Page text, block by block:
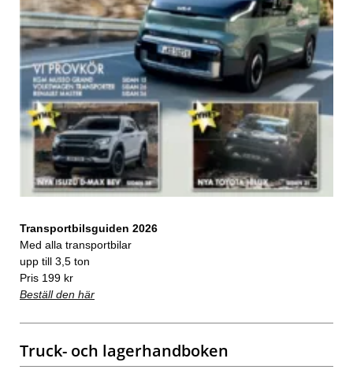
Transportbilsguiden 2026
Med alla transportbilar
upp till 3,5 ton
Pris 199 kr
Beställ den här
Truck- och lagerhandboken